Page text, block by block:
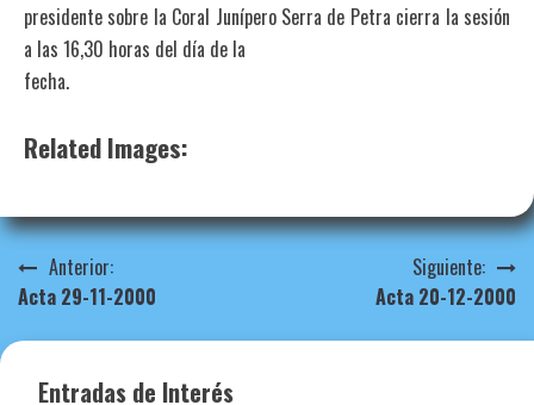
presidente sobre la Coral Junípero Serra de Petra cierra la sesión
a las 16,30 horas del día de la
fecha.
Related Images:
Navegación
de
Anterior:
Acta 29-11-2000
Siguiente:
Acta 20-12-2000
Entradas de Interés